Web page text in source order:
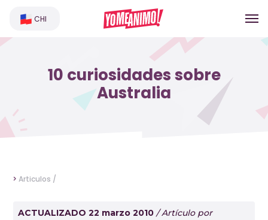
CHI
10 curiosidades sobre
Australia
> Articulos /
ACTUALIZADO 22 marzo 2010 / Artículo por